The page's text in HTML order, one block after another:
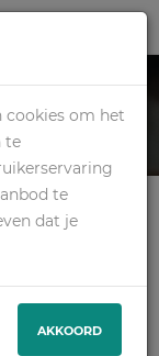
deze
zijn
cookies om het
te
te
dat je
AKKOORD